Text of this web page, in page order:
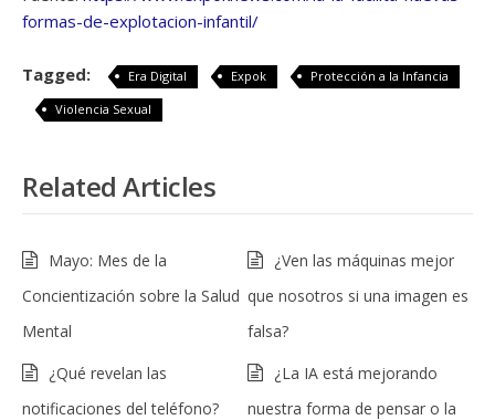
formas-de-explotacion-infantil/
Tagged: Era Digital Expok
Protección a la Infancia
Violencia Sexual
Related Articles
Mayo: Mes de la
Concientización sobre la Salud
Mental
¿Ven las máquinas mejor
que nosotros si una imagen es
falsa?
¿Qué revelan las
notificaciones del teléfono?
¿La IA está mejorando
nuestra forma de pensar o la